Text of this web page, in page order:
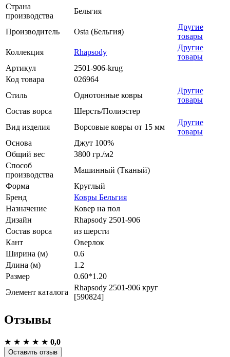
Страна
производства
Бельгия
Производитель Osta (Бельгия)
Другие
товары
Коллекция
Rhapsody
Другие
товары
Артикул
2501-906-krug
Код товара
026964
Стиль
Однотонные ковры
Другие
товары
Состав ворса
Шерсть/Полиэстер
Вид изделия
Ворсовые ковры от 15 мм
Другие
товары
Основа
Джут 100%
Общий вес
3800 гр./м2
Способ
производства
Машинный (Тканый)
Форма
Круглый
Бренд
Ковры Бельгия
Назначение
Ковер на пол
Дизайн
Rhapsody 2501-906
Состав ворса
из шерсти
Кант
Оверлок
Ширина (м)
0.6
Длина (м)
1.2
Размер
0.60*1.20
Элемент каталога
Rhapsody 2501-906 круг
[590824]
Отзывы
★ ★ ★ ★ ★ 0,0
Оставить отзыв